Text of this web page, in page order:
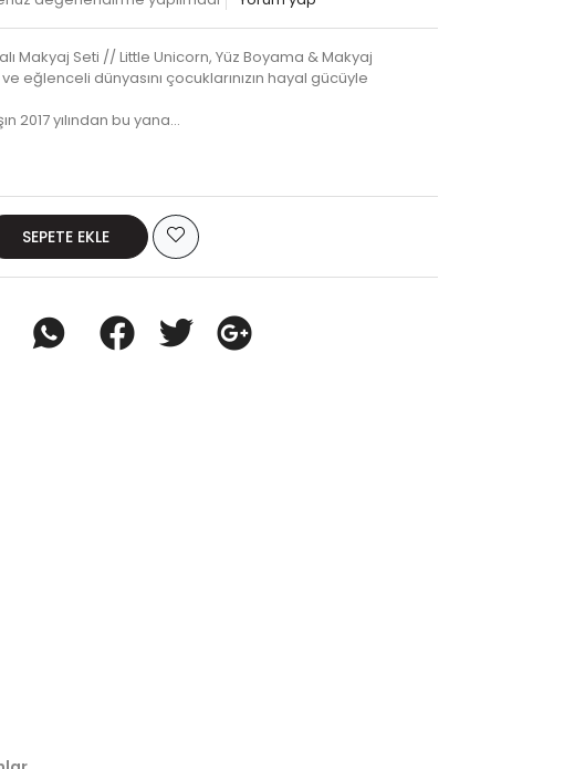
Makyaj Seti // Little Unicorn, Yüz Boyama & Makyaj
eğlenceli dünyasını çocuklarınızın hayal gücüyle
2017 yılından bu yana…
SEPETE EKLE